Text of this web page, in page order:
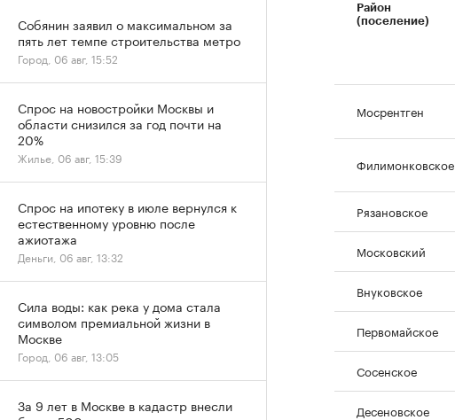
Район
(поселение)
Мосрентген
Филимонковское
Рязановское
Московский
Внуковское
Первомайское
Сосенское
Десеновское
Собянин заявил о максимальном за
пять лет темпе строительства метро
Город, 06 авг, 15:52
Спрос на новостройки Москвы и
области снизился за год почти на
20%
Жилье, 06 авг, 15:39
Спрос на ипотеку в июле вернулся к
естественному уровню после
ажиотажа
Деньги, 06 авг, 13:32
Сила воды: как река у дома стала
символом премиальной жизни в
Москве
Город, 06 авг, 13:05
За 9 лет в Москве в кадастр внесли